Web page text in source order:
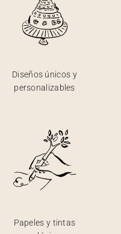
Diseños únicos y
personalizables
Papeles y tintas